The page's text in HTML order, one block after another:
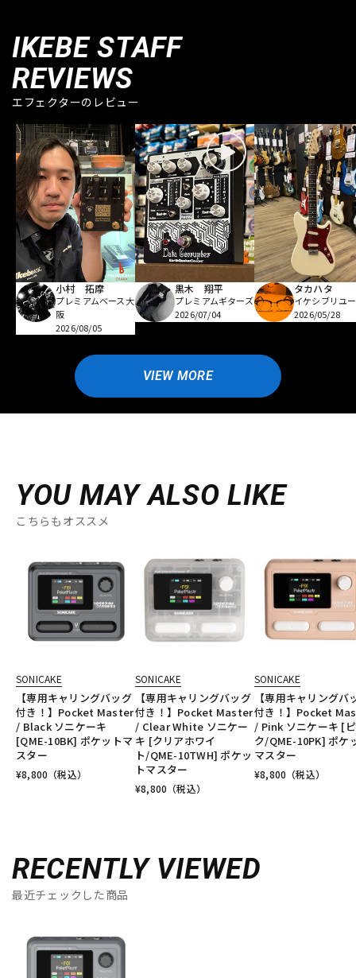
IKEBE STAFF
REVIEWS
エフェクターのレビュー
小村 拓摩
プレミアムベース大
阪
2026/08/05
黒木 翔平
プレミアムギターズ
2026/07/04
タカハタ
イケシブリユ
2026/05/28
VIEW MORE
YOU MAY ALSO LIKE
こちらもオススメ
SONICAKE
【専用キャリングバッグ
付き！】Pocket Master
/ Black ソニケーキ
[QME-10BK] ポケットマ
スター
¥8,800 （税込）
SONICAKE
【専用キャリングバッグ
付き！】Pocket Master
/ Clear White ソニケー
キ [クリアホワイ
ト/QME-10TWH] ポケッ
トマスター
¥8,800 （税込）
SONICAKE
【専用キャリングバ
付き！】Pocket
/ Pink ソニケーキ [
ク/QME-10PK] ポケ
マスター
¥8,800 （税込）
RECENTLY VIEWED
最近チェックした商品